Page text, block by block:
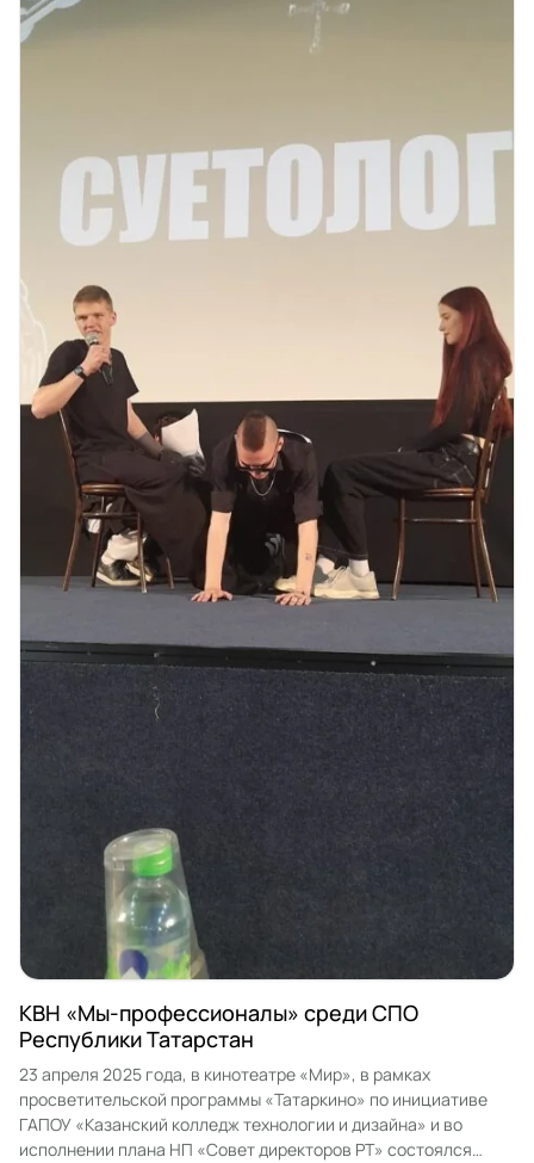
КВН «Мы-профессионалы» среди СПО
Республики Татарстан
23 апреля 2025 года, в кинотеатре «Мир», в рамках
просветительской программы «Татаркино» по инициативе
ГАПОУ «Казанский колледж технологии и дизайна» и во
исполнении плана НП «Совет директоров РТ» состоялся